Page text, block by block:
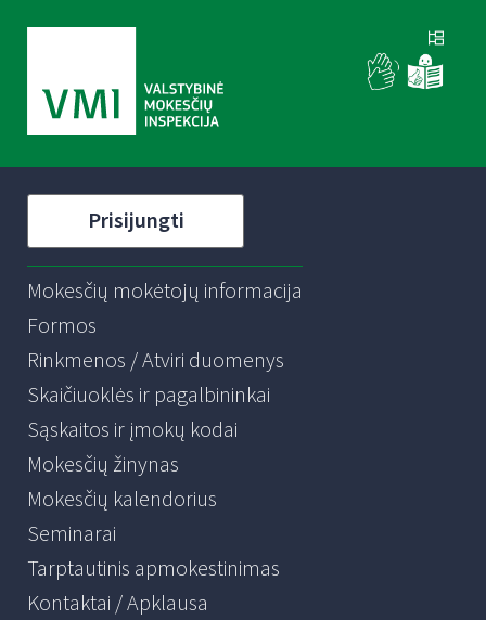
Prisijungti
Mokesčių mokėtojų informacija
Formos
Rinkmenos / Atviri duomenys
Skaičiuoklės ir pagalbininkai
Sąskaitos ir įmokų kodai
Mokesčių žinynas
Mokesčių kalendorius
Seminarai
Tarptautinis apmokestinimas
Kontaktai / Apklausa